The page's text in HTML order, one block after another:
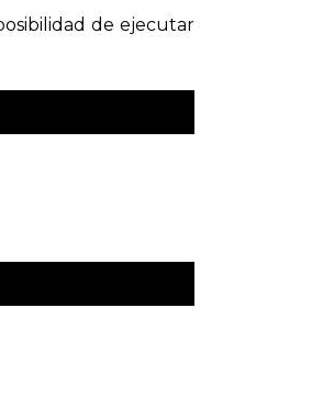
de ejecutar